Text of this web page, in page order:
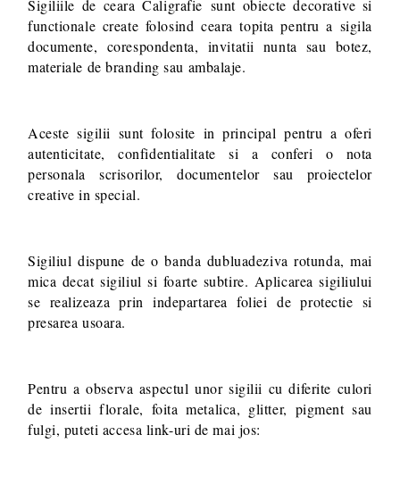
Sigiliile de ceara Caligrafie sunt obiecte decorative si
functionale create folosind ceara topita pentru a sigila
documente, corespondenta, invitatii nunta sau botez,
materiale de branding sau ambalaje.
Aceste sigilii sunt folosite in principal pentru a oferi
autenticitate, confidentialitate si a conferi o nota
personala scrisorilor, documentelor sau proiectelor
creative in special.
Sigiliul dispune de o banda dubluadeziva rotunda, mai
mica decat sigiliul si foarte subtire. Aplicarea sigiliului
se realizeaza prin indepartarea foliei de protectie si
presarea usoara.
Pentru a observa aspectul unor sigilii cu diferite culori
de insertii florale, foita metalica, glitter, pigment sau
fulgi, puteti accesa link-uri de mai jos: